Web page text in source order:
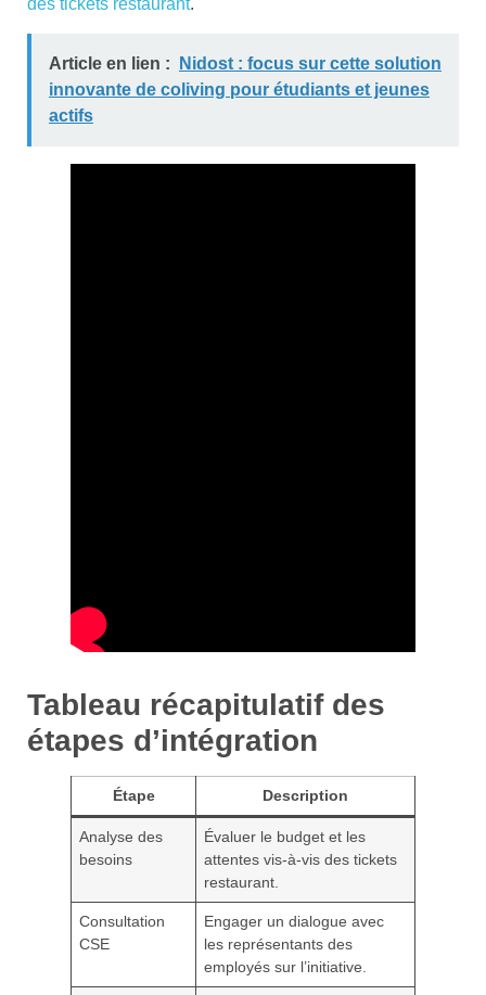
des tickets restaurant.
Article en lien :
Nidost : focus sur cette solution
innovante de coliving pour étudiants et jeunes
actifs
Tableau récapitulatif des
étapes d’intégration
Étape Description
Analyse des
besoins
Évaluer le budget et les
attentes vis-à-vis des tickets
restaurant.
Consultation
CSE
Engager un dialogue avec
les représentants des
employés sur l’initiative.